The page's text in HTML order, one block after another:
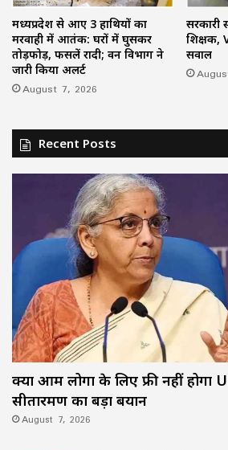
मध्यप्रदेश से आए 3 हाथियों का
मरवाही में आतंक: घरों में घुसकर
तोड़फोड़, फसलें रौंदी; वन विभाग ने
जारी किया अलर्ट
August 7, 2026
शिक्षक,
सवाल
Recent Posts
क्या आम लोगों के लिए फ्री नहीं होगा
सीतारमण का बड़ा बयान
August 7, 2026